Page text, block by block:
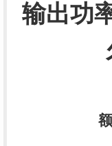
输出功